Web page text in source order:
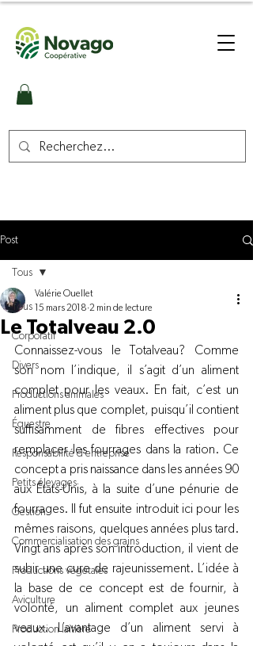
Post
Tous
Corporatif
Divers
Productions animales
Équestre
Responsabilité d'entreprise
Petits élevages
Gestion
Commercialisation des grains
Productions végétales
Aviculture
Production laitière
Tous
Le Totalveau 2.0
Valérie Ouellet
15 mars 2018 2 min de lecture
Connaissez-vous le Totalveau? Comme
son nom l’indique, il s’agit d’un aliment
complet pour les veaux. En fait, c’est un
aliment plus que complet, puisqu’il contient
suffisamment de fibres effectives pour
remplacer les fourrages dans la ration. Ce
concept a pris naissance dans les années 90
aux États-Unis, à la suite d’une pénurie de
fourrages. Il fut ensuite introduit ici pour les
mêmes raisons, quelques années plus tard.
Vingt ans après son introduction, il vient de
subir une cure de rajeunissement. L’idée à
la base de ce concept est de fournir, à
volonté, un aliment complet aux jeunes
veaux. L’avantage d’un aliment servi à